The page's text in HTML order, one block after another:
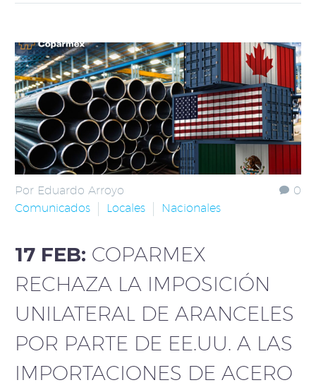
0
Por Eduardo Arroyo
Comunicados
Locales Nacionales
17 FEB: COPARMEX
RECHAZA LA IMPOSICIÓN
UNILATERAL DE ARANCELES
POR PARTE DE EE.UU. A LAS
IMPORTACIONES DE ACERO